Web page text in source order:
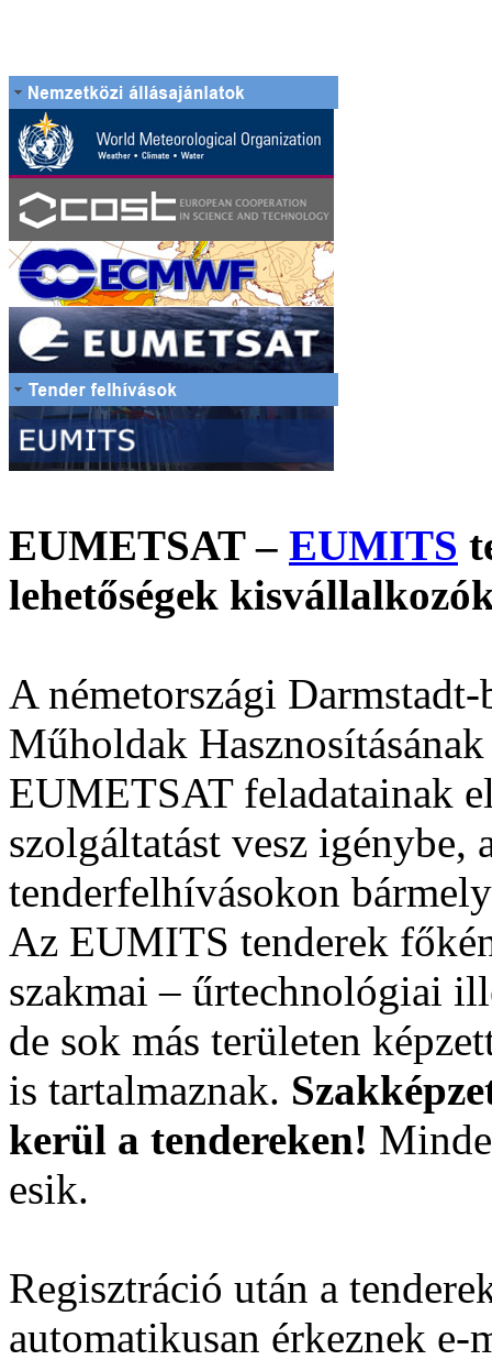
EUMETSAT – EUMITS
lehetőségek
A németországi
Műholdak
EUMETSAT feladatainak
szolgáltatást vesz igénybe,
tenderfelhívásokon
Az EUMITS tenderek
szakmai – űrtechnológiai
de sok más területen
is tartalmaznak.
kerül a tendereken!
esik.
Regisztráció után a
automatikusan érkeznek